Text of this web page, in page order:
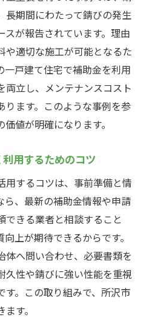
長期間にわたって錆びの発生
スが報告されています。理由
や適切な施工が可能となるた
一戸建て住宅で補助金を利用
両立し、メンテナンスコスト
ります。このような事例を参
値が明確になります。
用するためのコツ
用するコツは、事前準備と情
ら、最新の補助金情報や申請
きる業者と相談すること
上が期待できるからです。
体へ問い合わせ、必要書類を
久性や錆びに強い性能を重視
す。この取り組みで、所沢市
す。